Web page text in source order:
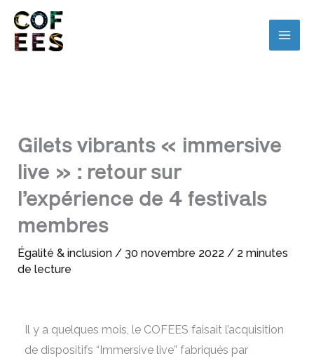
Gilets vibrants « immersive
live » : retour sur
l’expérience de 4 festivals
membres
Égalité & inclusion/ 30 novembre 2022 / 2 minutes
de lecture
Il y a quelques mois, le COFEES faisait l’acquisition
de dispositifs “Immersive live” fabriqués par